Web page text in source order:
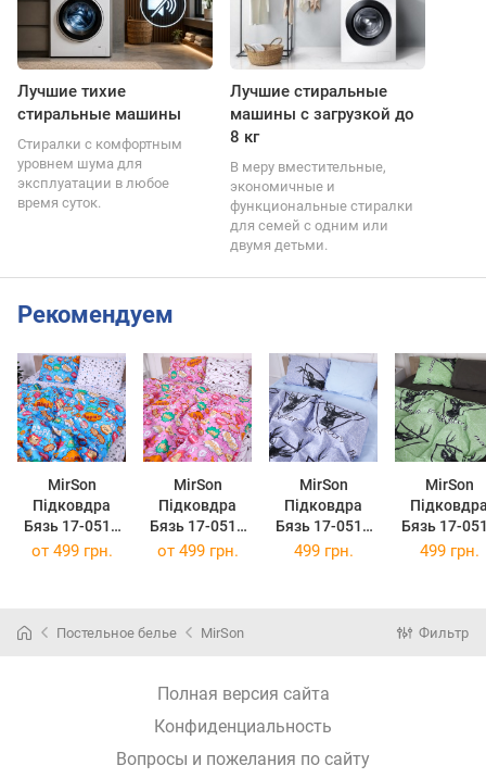
Лучшие тихие
стиральные машины
Стиралки с комфортным
уровнем шума для
эксплуатации в любое
время суток.
Лучшие стиральные
машины с загрузкой до
8 кг
В меру вместительные,
экономичные и
функциональные стиралки
для семей с одним или
двумя детьми.
Рекомендуем
MirSon
Підковдра
Бязь 17-0511
Bombs 110 x
MirSon
Підковдра
Бязь 17-0512
Bombs pink
MirSon
Підковдра
Бязь 17-0514
Noble deers
MirSon
Бязь 17-
Noble
от 499 грн. от 499 грн. 499 грн. 499 грн.
Постельное белье MirSon Фильтр
Полная версия сайта
Конфиденциальность
Вопросы и пожелания по сайту